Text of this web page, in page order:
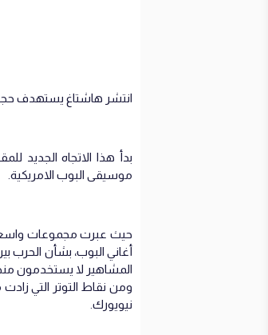
انتشر هاشتاغ يستهدف
بدأ هذا الاتجاه الجديد
موسيقى البوب الامريكية.
المشاهير لا يستخدمون
نيويورك.